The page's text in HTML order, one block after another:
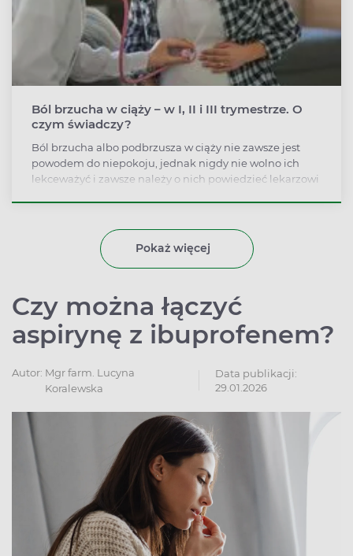
Ból brzucha w ciąży – w I, II i III trymestrze. O
czym świadczy?
Ból brzucha albo podbrzusza w ciąży nie zawsze jest
powodem do niepokoju, jednak nigdy nie wolno ich
lekceważyć i zawsze należy o nich powiedzieć lekarzowi
Pokaż więcej
Czy można łączyć
aspirynę z ibuprofenem?
Autor: Mgr farm. Lucyna
Koralewska
Data publikacji:
29.01.2026